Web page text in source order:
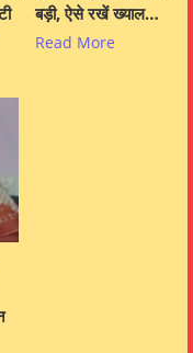
बड़ी, ऐसे रखें ख्याल…
Read More